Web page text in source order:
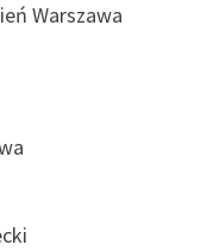
Warszawa